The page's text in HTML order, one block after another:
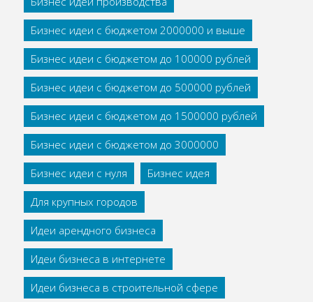
Бизнес идеи с бюджетом 2000000 и выше
Бизнес идеи с бюджетом до 100000 рублей
Бизнес идеи с бюджетом до 500000 рублей
Бизнес идеи с бюджетом до 1500000 рублей
Бизнес идеи с бюджетом до 3000000
Бизнес идеи с нуля
Бизнес идея
Для крупных городов
Идеи арендного бизнеса
Идеи бизнеса в интернете
Идеи бизнеса в строительной сфере